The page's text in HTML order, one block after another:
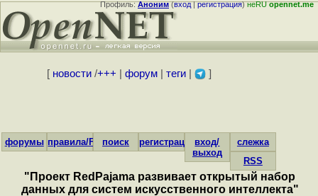
Профиль:Аноним(вход|регистрация)неRUopennet.me
[ новости/+++ форум| теги| ]
форумы правила/FAQпоиск регистрациявход/
выход
слежка
RSS
"Проект RedPajama развивает открытый набор
данных для систем искусственного интеллекта"